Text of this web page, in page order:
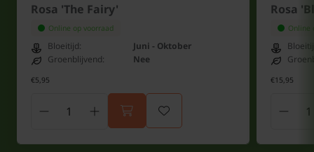
Rosa 'The Fairy'
Online op voorraad
Bloeitijd:
Juni - Oktober
Groenblijvend:
Nee
€5,95
Rosa
Online
€15,95